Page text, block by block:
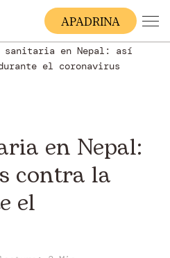
APADRINA
sanitaria en Nepal: así
el coronavirus
en Nepal:
contra la
el